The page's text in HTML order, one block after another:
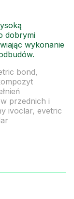
dobrymi
wykonanie
bond,
przednich i
ivoclar, evetric